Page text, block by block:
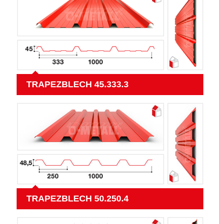
TRAPEZBLECH 45.333.3
TRAPEZBLECH 50.250.4